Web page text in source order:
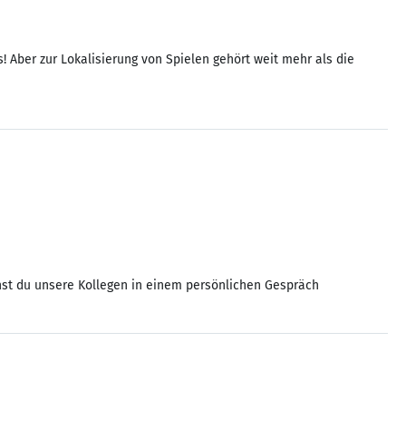
zur Lokalisierung von Spielen gehört weit mehr als die
du unsere Kollegen in einem persönlichen Gespräch